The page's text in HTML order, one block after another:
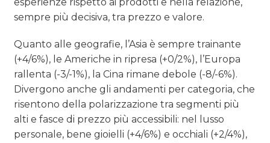
esperienze rispetto ai prodotti e nella relazione,
sempre più decisiva, tra prezzo e valore.
Quanto alle geografie, l’Asia è sempre trainante
(+4/6%), le Americhe in ripresa (+0/2%), l’Europa
rallenta (-3/-1%), la Cina rimane debole (-8/-6%).
Divergono anche gli andamenti per categoria, che
risentono della polarizzazione tra segmenti più
alti e fasce di prezzo più accessibili: nel lusso
personale, bene gioielli (+4/6%) e occhiali (+2/4%),